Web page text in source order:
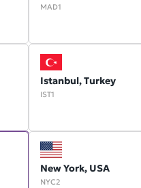
MAD1
Istanbul, Turkey
IST1
New York, USA
NYC2